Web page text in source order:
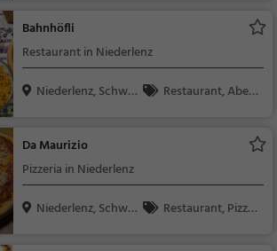
Bahnhöfli
Restaurant in Niederlenz
Niederlenz, Schwei
Restaurant, Aben
Da Maurizio
Pizzeria in Niederlenz
Niederlenz, Schwei
Restaurant, Pizza,